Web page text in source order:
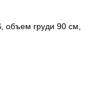
груди 90 см,